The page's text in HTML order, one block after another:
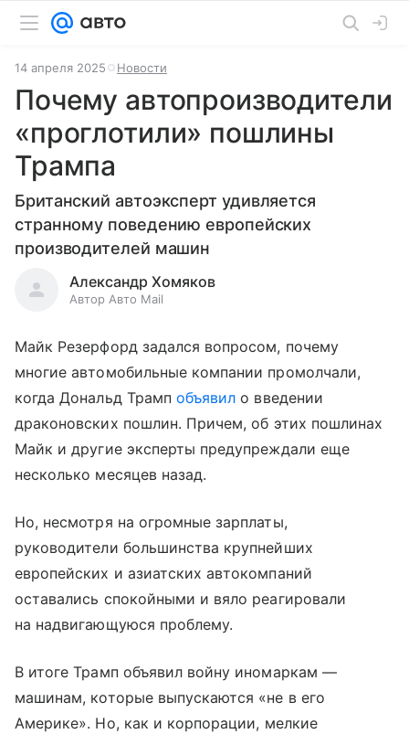
14 апреля 2025 Новости
Почему автопроизводители
«проглотили» пошлины
Трампа
Британский автоэксперт удивляется
странному поведению европейских
производителей машин
Александр Хомяков
Автор Авто Mail
Майк Резерфорд задался вопросом, почему
многие автомобильные компании промолчали,
когда Дональд Трамп объявил о введении
драконовских пошлин. Причем, об этих пошлинах
Майк и другие эксперты предупреждали еще
несколько месяцев назад.
Но, несмотря на огромные зарплаты,
руководители большинства крупнейших
европейских и азиатских автокомпаний
оставались спокойными и вяло реагировали
на надвигающуюся проблему.
В итоге Трамп объявил войну иномаркам —
машинам, которые выпускаются «не в его
Америке». Но, как и корпорации, мелкие